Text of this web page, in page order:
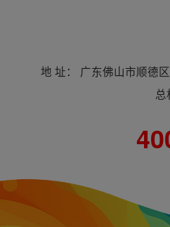
地 址： 广东佛山市顺德
总